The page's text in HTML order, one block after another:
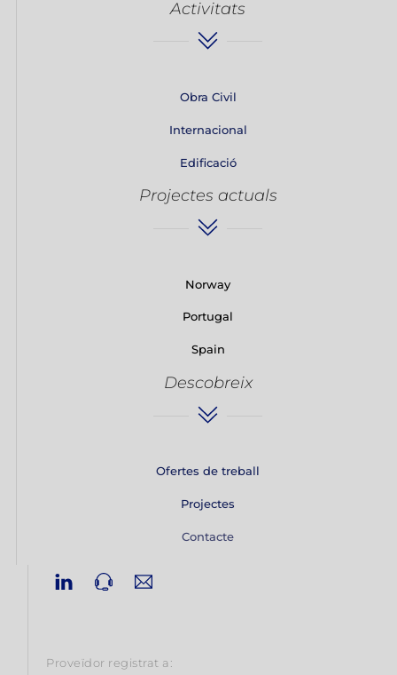
Activitats
Obra Civil
Internacional
Edificació
Projectes actuals
Norway
Portugal
Spain
Descobreix
Ofertes de treball
Projectes
Contacte
Linkedin
Proveïdor registrat a: